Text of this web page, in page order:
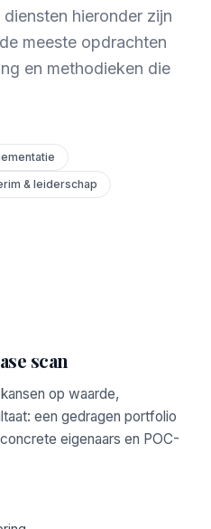
hieronder zijn
meeste opdrachten
en methodieken die
& leiderschap
scan
op waarde,
een gedragen portfolio
eigenaars en POC-